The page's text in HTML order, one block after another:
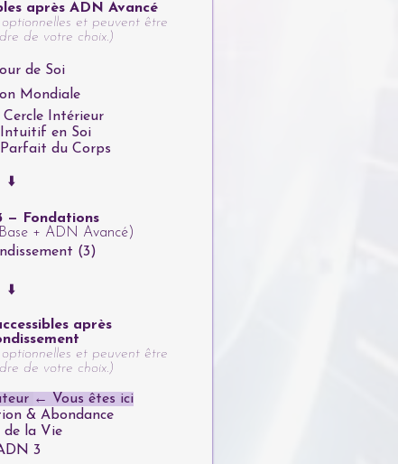
après ADN Avancé
et peuvent être
de votre choix.)
de Soi
Mondiale
Cercle Intérieur
en Soi
Parfait du Corps
⬇️
— Fondations
+ ADN Avancé)
(3)
⬇️
après
et peuvent être
de votre choix.)
← Vous êtes ici
& Abondance
de la Vie
3